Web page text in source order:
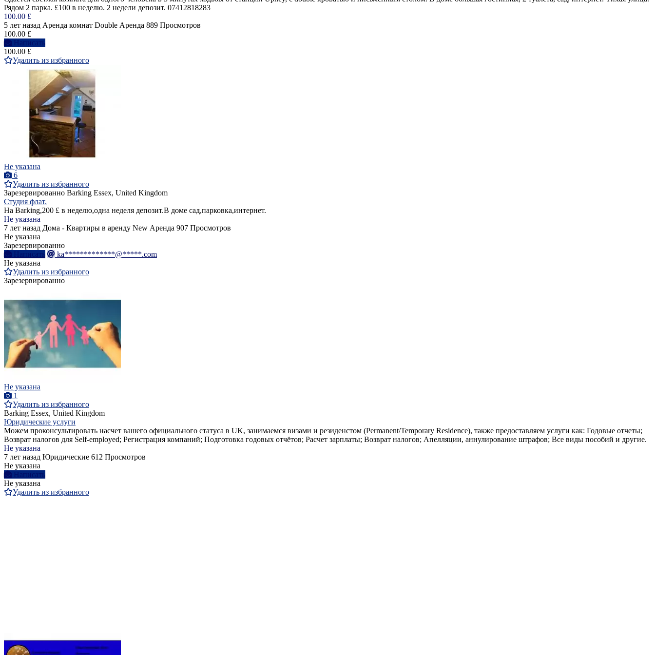
Рядом 2 парка. £100 в неделю. 2 недели депозит. 07412818283
100.00 £
5 лет назад Аренда комнат Double Аренда 889 Просмотров
100.00 £
Написать
100.00 £
Удалить из избранного
Не указана
6
Удалить из избранного
Зарезервированно Barking Essex, United Kingdom
Студия флат.
На Barking,200 £ в неделю,одна неделя депозит.В доме сад,парковка,интернет.
Не указана
7 лет назад Дома - Квартиры в аренду New Аренда 907 Просмотров
Не указана
Зарезервированно
Написать
ka*************@*****.com
Не указана
Удалить из избранного
Зарезервированно
Не указана
1
Удалить из избранного
Barking Essex, United Kingdom
Юридические услуги
Можем проконсультировать насчет вашего официального статуса в UK, занимаемся визами и резиденстом (Permanent/Temporary Residence), также предоставляем услуги как: Годовые отчеты;
Возврат налогов для Self-employed; Регистрация компаний; Подготовка годовых отчётов; Расчет зарплаты; Возврат налогов; Апелляции, аннулирование штрафов; Все виды пособий и другие.
Не указана
7 лет назад Юридические 612 Просмотров
Не указана
Написать
Не указана
Удалить из избранного